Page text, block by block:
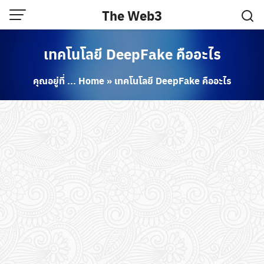
Skip
to
The Web3
เทคโนโลยี DeepFake คืออะไร
คุณอยู่ที่ ... Home» เทคโนโลยี DeepFake คืออะไร